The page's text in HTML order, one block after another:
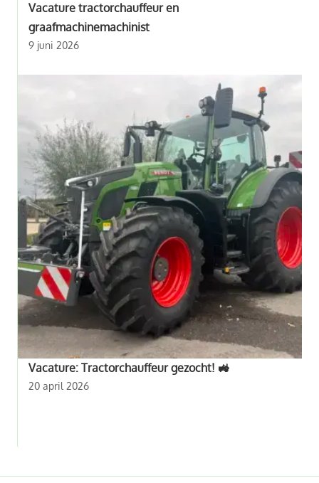
Vacature tractorchauffeur en
graafmachinemachinist
9 juni 2026
Vacature: Tractorchauffeur gezocht! 🚜
20 april 2026